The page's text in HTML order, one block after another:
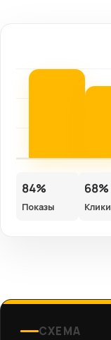
84%
Показы
68%
Клики
СХЕМА